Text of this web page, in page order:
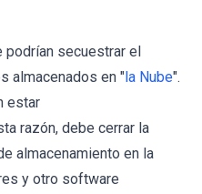
secuestrar el
almacenados en " la Nube".
estar
razón, debe cerrar la
almacenamiento en la
y otro software